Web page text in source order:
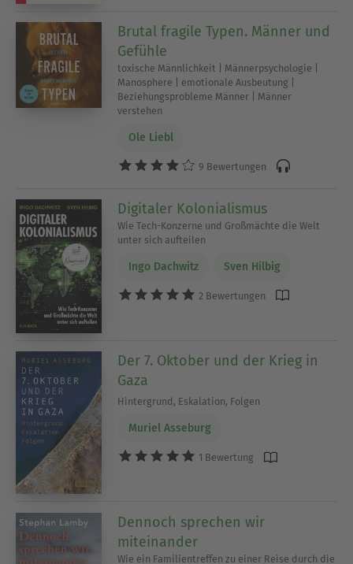
Brutal fragile Typen. Männer und
Gefühle
toxische Männlichkeit | Männerpsychologie |
Manosphere | emotionale Ausbeutung |
Beziehungsprobleme Männer | Männer
verstehen
Ole Liebl
9 Bewertungen
Digitaler Kolonialismus
Wie Tech-Konzerne und Großmächte die Welt
unter sich aufteilen
Ingo Dachwitz Sven Hilbig
2 Bewertungen
Der 7. Oktober und der Krieg in
Gaza
Hintergrund, Eskalation, Folgen
Muriel Asseburg
1 Bewertung
Dennoch sprechen wir
miteinander
Wie ein Familientreffen zu einer Reise durch die